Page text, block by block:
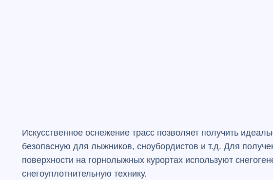
Искусственное оснежение трасс позволяет получить
безопасную для лыжников, сноубордистов и т.д. Для
поверхности на горнолыжных курортах используют
снегоуплотнительную технику.